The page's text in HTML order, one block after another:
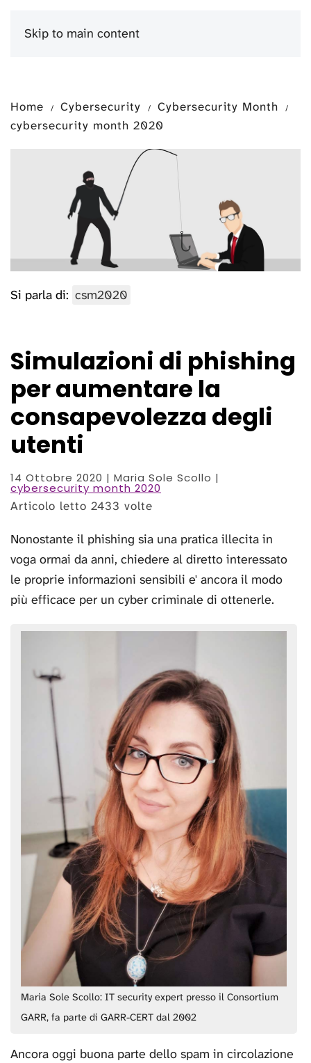
Skip to main content
Home Cybersecurity
Cybersecurity Month
cybersecurity month 2020
Si parla di: csm2020
Simulazioni di phishing
per aumentare la
consapevolezza degli
utenti
14 Ottobre 2020 | Maria Sole Scollo |
cybersecurity month 2020
Articolo letto 2433 volte
Nonostante il phishing sia una pratica illecita in
voga ormai da anni, chiedere al diretto interessato
le proprie informazioni sensibili e' ancora il modo
più efficace per un cyber criminale di ottenerle.
Maria Sole Scollo: IT security expert presso il Consortium
GARR, fa parte di GARR-CERT dal 2002
Ancora oggi buona parte dello spam in circolazione